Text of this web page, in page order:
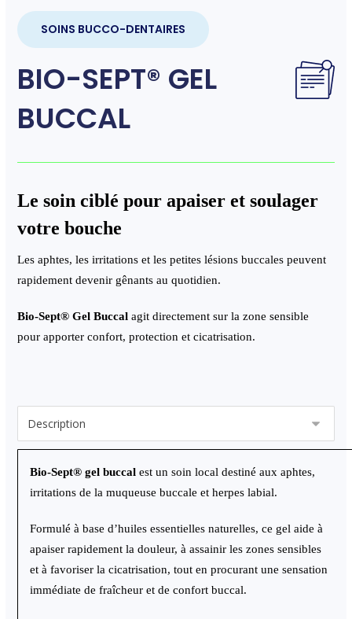
SOINS BUCCO-DENTAIRES
BIO-SEPT® GEL
BUCCAL
Le soin ciblé pour apaiser et soulager
votre bouche
Les aphtes, les irritations et les petites lésions buccales peuvent
rapidement devenir gênants au quotidien.
Bio-Sept® Gel Buccal agit directement sur la zone sensible
pour apporter confort, protection et cicatrisation.
Bio-Sept® gel buccal est un soin local destiné aux aphtes,
irritations de la muqueuse buccale et herpes labial.
Formulé à base d’huiles essentielles naturelles, ce gel aide à
apaiser rapidement la douleur, à assainir les zones sensibles
et à favoriser la cicatrisation, tout en procurant une sensation
immédiate de fraîcheur et de confort buccal.